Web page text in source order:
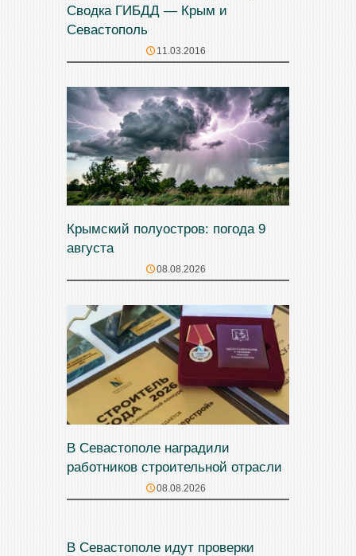
Сводка ГИБДД — Крым и
Севастополь
11.03.2016
Крымский полуостров: погода 9
августа
08.08.2026
В Севастополе наградили
работников строительной отрасли
08.08.2026
В Севастополе идут проверки